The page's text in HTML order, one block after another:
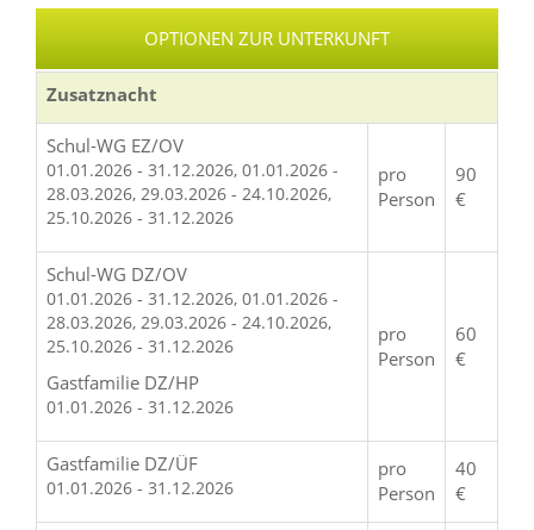
OPTIONEN ZUR UNTERKUNFT
Zusatznacht
Schul-WG EZ/OV
01.01.2026 - 31.12.2026, 01.01.2026 -
28.03.2026, 29.03.2026 - 24.10.2026,
25.10.2026 - 31.12.2026
pro
Person
90
€
Schul-WG DZ/OV
01.01.2026 - 31.12.2026, 01.01.2026 -
28.03.2026, 29.03.2026 - 24.10.2026,
25.10.2026 - 31.12.2026
Gastfamilie DZ/HP
01.01.2026 - 31.12.2026
pro
Person
60
€
Gastfamilie DZ/ÜF
01.01.2026 - 31.12.2026
pro
Person
40
€